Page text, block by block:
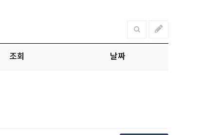
조회 날짜